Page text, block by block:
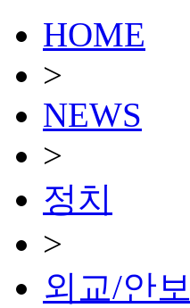
HOME
>
NEWS
>
정치
>
외교/안보